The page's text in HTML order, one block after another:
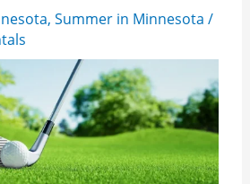
, Summer in Minnesota /